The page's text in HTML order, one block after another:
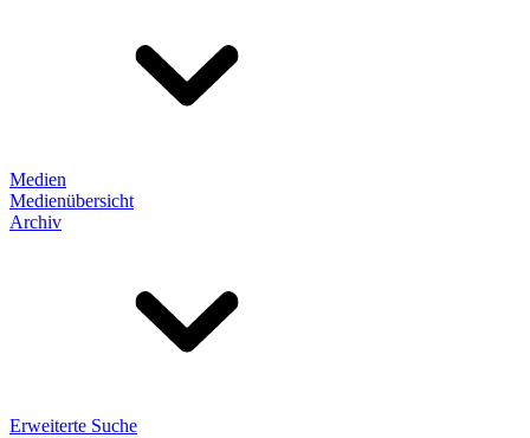
Medien
Medienübersicht
Archiv
Erweiterte Suche